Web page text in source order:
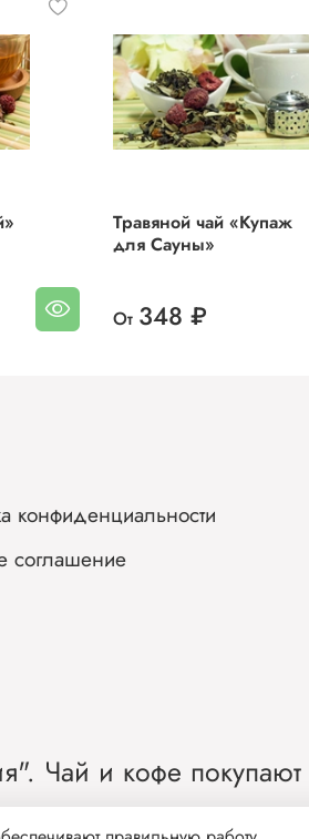
душица, листья
плодов шиповника,
подсолнечника,
фруктозо-глюкозный
василька.
Травяной чай «Купаж
для Сауны»
От 348 ₽
конфиденциальности
соглашение
Чай и кофе покупают
лидера рынка России.